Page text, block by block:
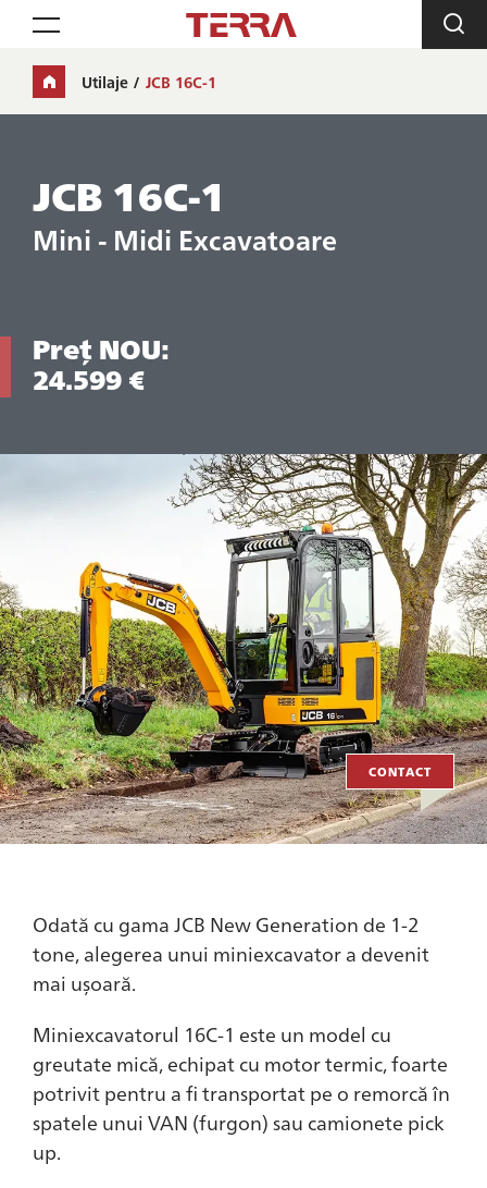
Toggle navigation
Utilaje JCB 16C-1
JCB 16C-1
Mini - Midi Excavatoare
Preț NOU:
24.599 €
CONTACT
Odată cu gama JCB New Generation de 1-2
tone, alegerea unui miniexcavator a devenit
mai ușoară.
Miniexcavatorul 16C-1 este un model cu
greutate mică, echipat cu motor termic, foarte
potrivit pentru a fi transportat pe o remorcă în
spatele unui VAN (furgon) sau camionete pick
up.